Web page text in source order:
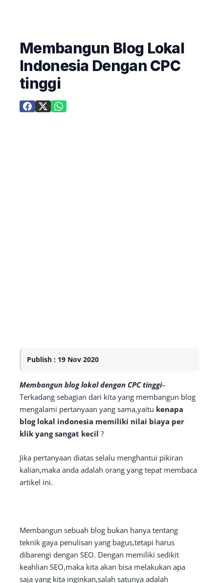
Membangun Blog Lokal
Indonesia Dengan CPC
tinggi
Publish : 19 Nov 2020
Membangun blog lokal dengan CPC tinggi–
Terkadang sebagian dari kita yang membangun blog
mengalami pertanyaan yang sama,yaitu kenapa
blog lokal indonesia memiliki nilai biaya per
klik yang sangat kecil ?
Jika pertanyaan diatas selalu menghantui pikiran
kalian,maka anda adalah orang yang tepat membaca
artikel ini.
Membangun sebuah blog bukan hanya tentang
teknik gaya penulisan yang bagus,tetapi harus
dibarengi dengan SEO. Dengan memiliki sedikit
keahlian SEO,maka kita akan bisa melakukan apa
saja yang kita inginkan,salah satunya adalah